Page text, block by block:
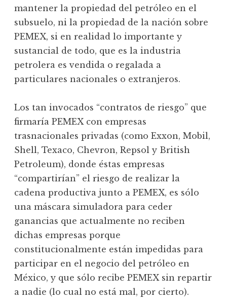
mantener la propiedad del petróleo en el
subsuelo, ni la propiedad de la nación sobre
PEMEX, si en realidad lo importante y
sustancial de todo, que es la industria
petrolera es vendida o regalada a
particulares nacionales o extranjeros.
Los tan invocados “contratos de riesgo” que
firmaría PEMEX con empresas
trasnacionales privadas (como Exxon, Mobil,
Shell, Texaco, Chevron, Repsol y British
Petroleum), donde éstas empresas
“compartirían” el riesgo de realizar la
cadena productiva junto a PEMEX, es sólo
una máscara simuladora para ceder
ganancias que actualmente no reciben
dichas empresas porque
constitucionalmente están impedidas para
participar en el negocio del petróleo en
México, y que sólo recibe PEMEX sin repartir
a nadie (lo cual no está mal, por cierto).